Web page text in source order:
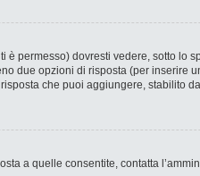
permesso) dovresti vedere, sotto lo
due opzioni di risposta (per inserire
che puoi aggiungere, stabilito
a quelle consentite, contatta